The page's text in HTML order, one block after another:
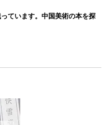
ています。中国美術の本を探